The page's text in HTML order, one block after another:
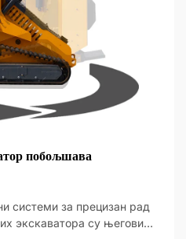
побољшава
системи за прецизан рад
экскаватора су његови